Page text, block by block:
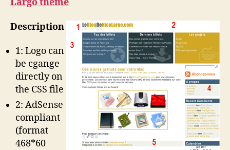
Description
1: Logo can
be cgange
directly on
the CSS file
2: AdSense
compliant
(format
468*60